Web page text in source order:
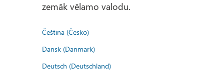
zemāk vēlamo valodu.
Čeština (Česko)
Dansk (Danmark)
Deutsch (Deutschland)